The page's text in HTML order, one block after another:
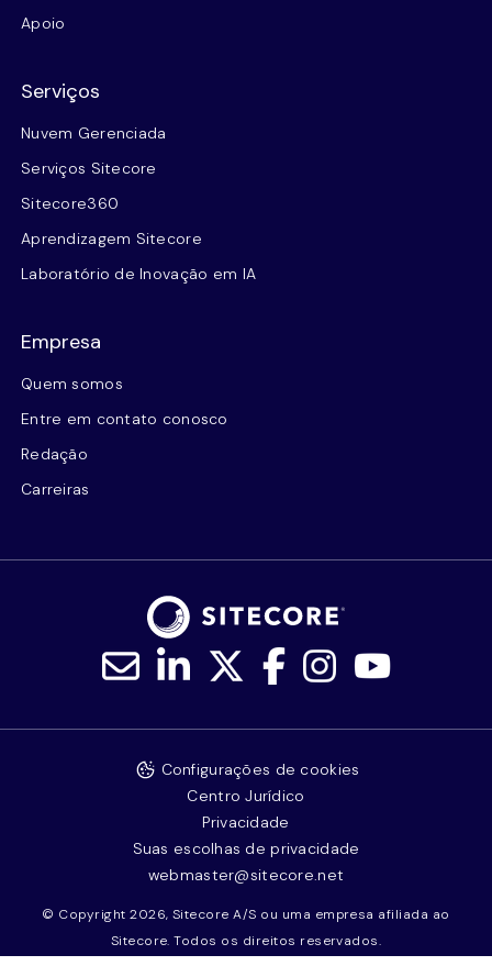
Apoio
Serviços
Nuvem Gerenciada
Serviços Sitecore
Sitecore360
Aprendizagem Sitecore
Laboratório de Inovação em IA
Empresa
Quem somos
Entre em contato conosco
Redação
Carreiras
© Copyright 2026, Sitecore A/S ou uma empresa afiliada ao
Sitecore. Todos os direitos reservados.
Configurações de cookies
Centro Jurídico
Privacidade
Suas escolhas de privacidade
webmaster@sitecore.net